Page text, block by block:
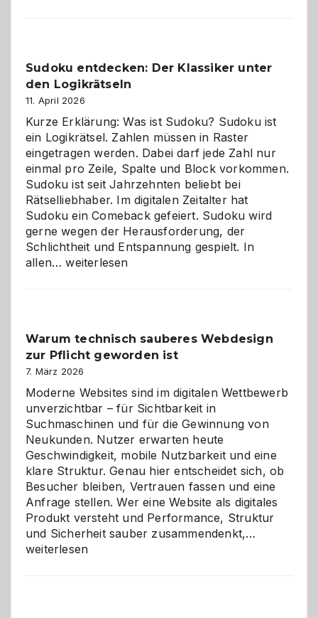
Sudoku entdecken: Der Klassiker unter
den Logikrätseln
11. April 2026
Kurze Erklärung: Was ist Sudoku? Sudoku ist
ein Logikrätsel. Zahlen müssen in Raster
eingetragen werden. Dabei darf jede Zahl nur
einmal pro Zeile, Spalte und Block vorkommen.
Sudoku ist seit Jahrzehnten beliebt bei
Rätselliebhaber. Im digitalen Zeitalter hat
Sudoku ein Comeback gefeiert. Sudoku wird
gerne wegen der Herausforderung, der
Schlichtheit und Entspannung gespielt. In
allen…Sudoku
den
Logikrätseln
weiterlesen
Warum technisch sauberes Webdesign
zur Pflicht geworden ist
7. März 2026
Moderne Websites sind im digitalen Wettbewerb
unverzichtbar – für Sichtbarkeit in
Suchmaschinen und für die Gewinnung von
Neukunden. Nutzer erwarten heute
Geschwindigkeit, mobile Nutzbarkeit und eine
klare Struktur. Genau hier entscheidet sich, ob
Besucher bleiben, Vertrauen fassen und eine
Anfrage stellen. Wer eine Website als digitales
Produkt versteht und Performance, Struktur
und Sicherheit sauber zusammendenkt,…
weiterlesen